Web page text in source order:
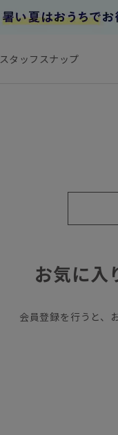
スタッフスナップ
お気に入
会員登録を行うと、